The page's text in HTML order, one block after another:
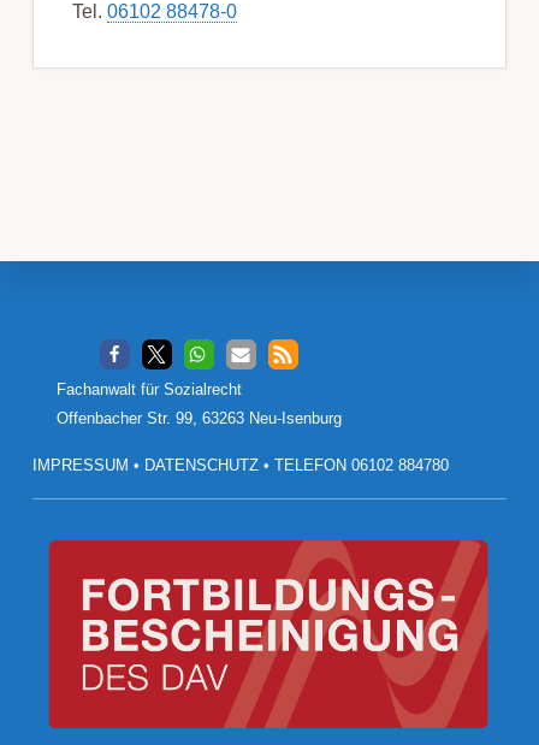
Tel. 06102 88478-0
Footer
Fachanwalt für Sozialrecht
Offenbacher Str. 99, 63263 Neu-Isenburg
IMPRESSUM • DATENSCHUTZ• TELEFON 06102 884780